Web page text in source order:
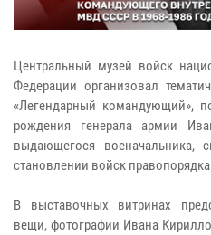
Центральный музей войск
Федерации организовал
«Легендарный командующий»,
рождения генерала армии
выдающегося военачальника,
становлении войск
В выставочных витринах
вещи, фотографии Ивана